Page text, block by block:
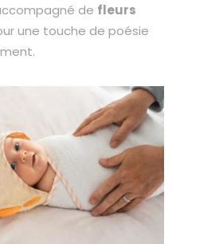
de fleurs
une touche de poésie